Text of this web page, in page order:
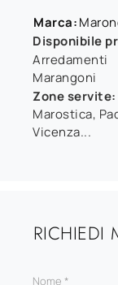
Marca:
Disponibile
Arredamenti
Marangoni
Zone servite:
Marostica,
Vicenza...
RICHIEDI